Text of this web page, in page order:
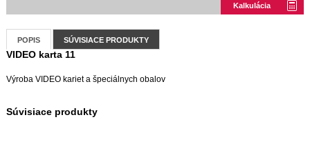
Kalkulácia
POPIS SÚVISIACE PRODUKTY
VIDEO karta 11
Výroba VIDEO kariet a špeciálnych obalov
Súvisiace produkty